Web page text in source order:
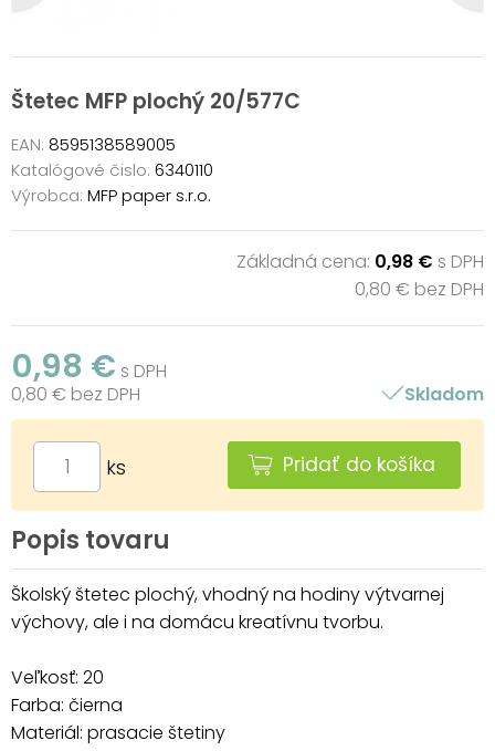
Štetec MFP plochý 20/577C
EAN: 8595138589005
Katalógové čislo: 6340110
Výrobca: MFP paper s.r.o.
Základná cena: 0,98 € s DPH
0,80 € bez DPH
0,98 € s DPH
0,80 € bez DPH
Skladom
ks Pridať do košíka
Popis tovaru
Školský štetec plochý, vhodný na hodiny výtvarnej
výchovy, ale i na domácu kreatívnu tvorbu.
Veľkosť: 20
Farba: čierna
Materiál: prasacie štetiny